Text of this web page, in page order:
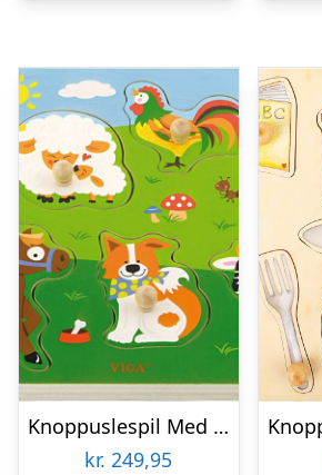
Knoppuslespil Med Lyd – Bondegårdsdyr – Træ – Viga
kr. 249,95